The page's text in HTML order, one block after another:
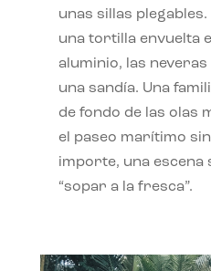
unas sillas
una tortilla envuelta
aluminio, las
una sandía. Una
de fondo de las olas
el paseo marítimo
importe, una escena
“sopar a la fresca”.